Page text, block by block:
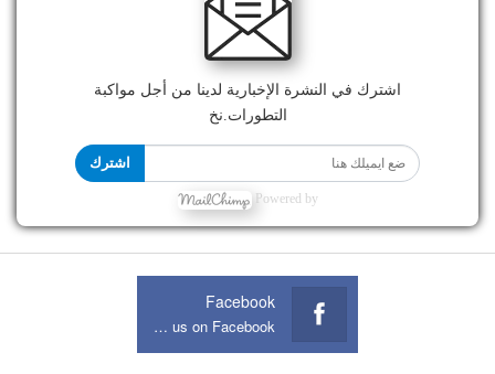
اشترك في النشرة الإخبارية لدينا من أجل مواكبة
التطورات.نخ
اشترك
Powered by
Facebook
Join us on Facebook